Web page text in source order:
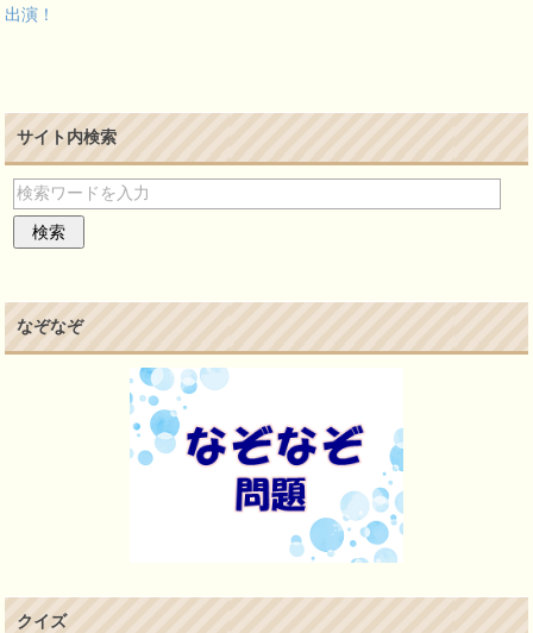
出演！
サイト内検索
なぞなぞ
クイズ